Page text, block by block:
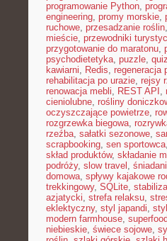
programowanie Python,
engineering, promy morskie,
ruchowe, przesadzanie roślin,
mieście, przewodniki
przygotowanie do maratonu,
psychodietetyka, puzzle,
kawiarni, Redis, regeneracja
rehabilitacja po urazie, rejsy
renowacja mebli, REST API ,
cieniolubne, rośliny
oczyszczające powietrze,
rozgrzewka biegowa,
rzeźba, sałatki sezonowe,
scrapbooking, sen sportowca,
skład produktów, składanie
podróży, slow travel ,
domowa, spływy kajakowe
trekkingowy, SQLite,
azjatycki, strefa relaksu,
eklektyczny, styl japandi,
modern farmhouse,
niebieskie, świece sojowe,